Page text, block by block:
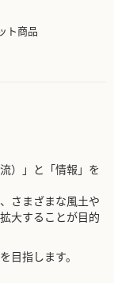
ト商品
）」と「情報」を
さまざまな風土や
大することが目的
目指します。